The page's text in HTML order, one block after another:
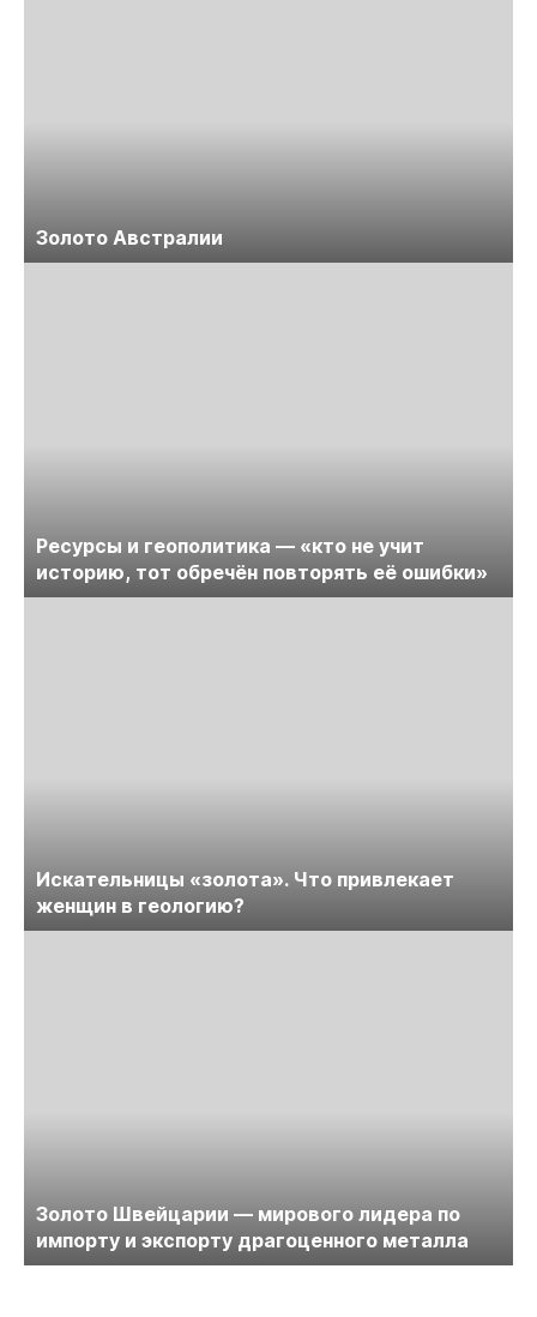
Золото Австралии
Ресурсы и геополитика — «кто не учит
историю, тот обречён повторять её ошибки»
Искательницы «золота». Что привлекает
женщин в геологию?
Золото Швейцарии — мирового лидера по
импорту и экспорту драгоценного металла